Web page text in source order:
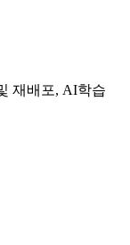
재배포, AI학습